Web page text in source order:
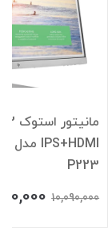
LP2465 سایز 24 اینچ
9,000,000